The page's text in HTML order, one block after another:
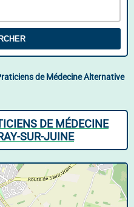
de Médecine Alternative
DE MÉDECINE
SUR-JUINE